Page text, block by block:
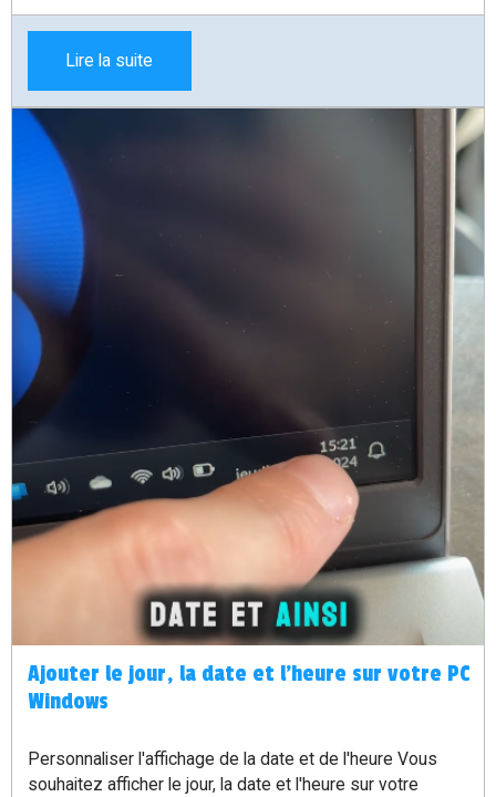
numériques. Heureusement, il existe une astuce simple
pour résoudre ce problème et garder votre pavé
numérique actif dès le démarrage de votre PC.
Lire la suite
Ajouter le jour, la date et l'heure sur votre PC
Windows
Personnaliser l'affichage de la date et de l'heure Vous
souhaitez afficher le jour, la date et l'heure sur votre